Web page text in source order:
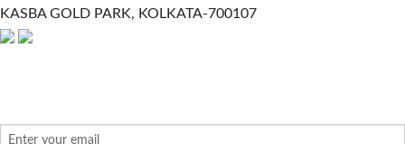
KASBA GOLD PARK, KOLKATA-700107